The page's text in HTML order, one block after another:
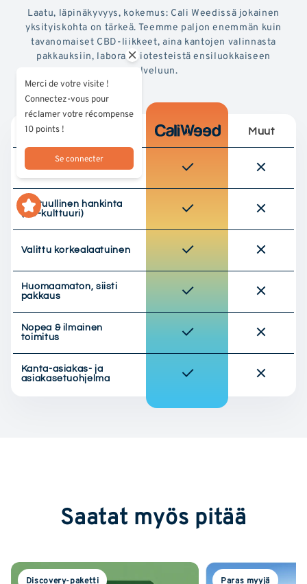
Laatu, läpinäkyvyys, kokemus: Cali Weedissä jokainen
yksityiskohta on tärkeä. Teemme paljon enemmän kuin
tavanomaiset CBD-liikkeet, aina kantojen valinnasta
pakkauksiin, laboratoriotesteistä ensiluokkaiseen
palveluun.
Muut
Kolmannen osapuolen
laboratoriossa testattu
Vastuullinen hankinta
(EU-kulttuuri)
Valittu korkealaatuinen
Huomaamaton, siisti
pakkaus
Nopea & ilmainen
toimitus
Kanta-asiakas- ja
asiakasetuohjelma
Saatat myös pitää
Discovery-paketti Paras myyjä
Merci de votre visite !
Connectez-vous pour
réclamer votre récompense
10 points !
Se connecter